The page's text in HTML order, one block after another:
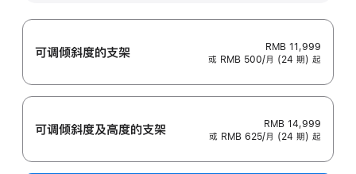
可调倾斜度的支架
RMB 11,999
或 RMB 500/月 (24 期) 起
可调倾斜度及高‍度的支‍架
RMB 14,999
或 RMB 625/月 (24 期) 起